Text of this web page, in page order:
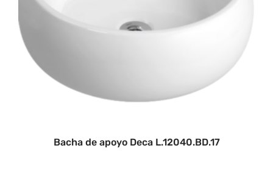
Bacha de apoyo Deca L.12040.BD.17